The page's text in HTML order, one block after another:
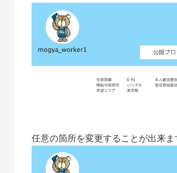
任意の箇所を変更することが出来ま